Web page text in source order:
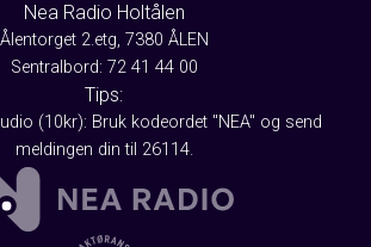
Nea Radio Holtålen
Ålentorget 2.etg, 7380 ÅLEN
Sentralbord: 72 41 44 00
Tips:
(10kr): Bruk kodeordet "NEA" og send
meldingen din til 26114.